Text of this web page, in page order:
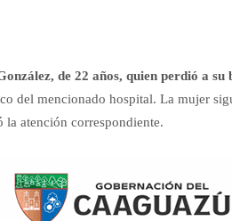
de 22 años, quien perdió a su
del mencionado hospital. La mujer
la atención correspondiente.